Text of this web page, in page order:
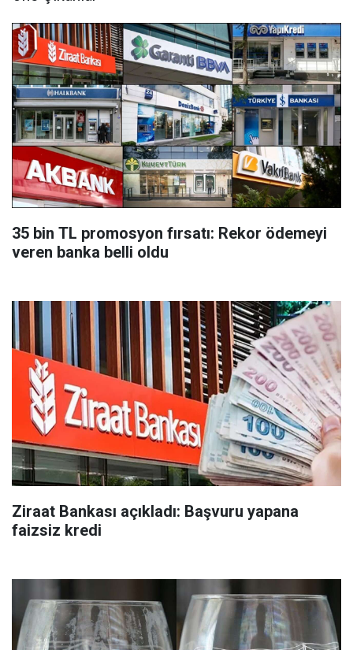
35 bin TL promosyon fırsatı: Rekor ödemeyi
veren banka belli oldu
Ziraat Bankası açıkladı: Başvuru yapana
faizsiz kredi